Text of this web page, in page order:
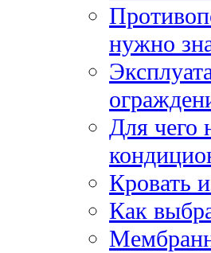
нужно
Для чего
Кровать
Как